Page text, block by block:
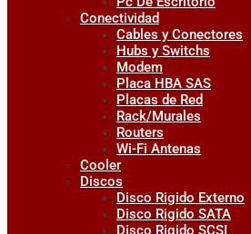
Conectividad
Cables y Conectores
Hubs y Switchs
Modem
Placa HBA SAS
Placas de Red
Rack/Murales
Routers
Wi-Fi Antenas
Cooler
Discos
Disco Rigido Externo
Disco Rigido SATA
Disco Rigido SCSI